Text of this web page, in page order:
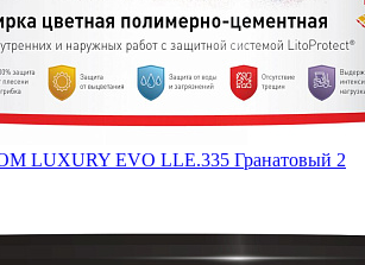
LUXURY EVO LLE.335 Гранатовый 2